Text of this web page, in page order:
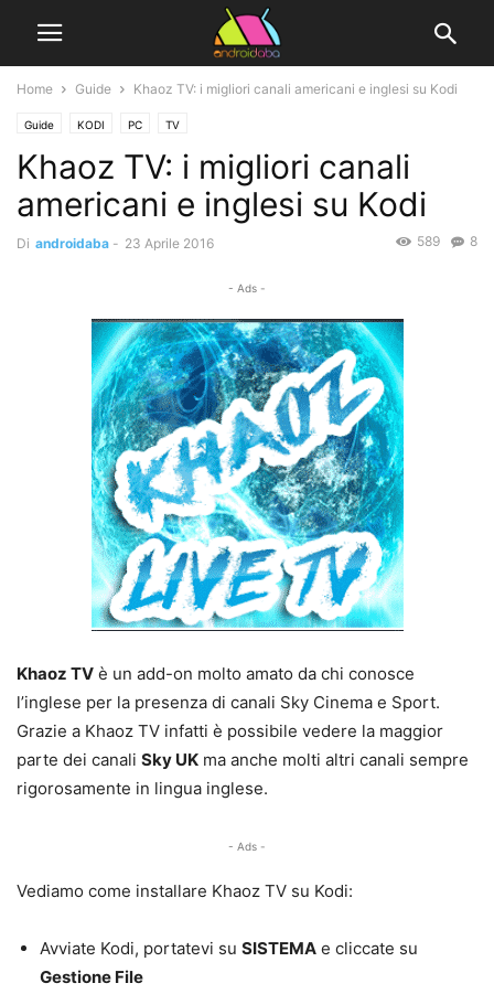
Home Guide Khaoz TV: i migliori canali americani e inglesi su Kodi
Guide KODI PC TV
Khaoz TV: i migliori canali
americani e inglesi su Kodi
Di androidaba - 23 Aprile 2016 8
589
- Ads -
Khaoz TV è un add-on molto amato da chi conosce
l’inglese per la presenza di canali Sky Cinema e Sport.
Grazie a Khaoz TV infatti è possibile vedere la maggior
parte dei canali Sky UK ma anche molti altri canali sempre
rigorosamente in lingua inglese.
- Ads -
Vediamo come installare Khaoz TV su Kodi:
Avviate Kodi, portatevi su SISTEMA e cliccate su
Gestione File